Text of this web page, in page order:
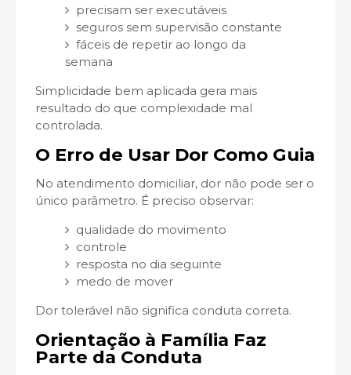
precisam ser executáveis
seguros sem supervisão constante
fáceis de repetir ao longo da
semana
Simplicidade bem aplicada gera mais
resultado do que complexidade mal
controlada.
O Erro de Usar Dor Como Guia
No atendimento domiciliar, dor não pode ser o
único parâmetro. É preciso observar:
qualidade do movimento
controle
resposta no dia seguinte
medo de mover
Dor tolerável não significa conduta correta.
Orientação à Família Faz
Parte da Conduta